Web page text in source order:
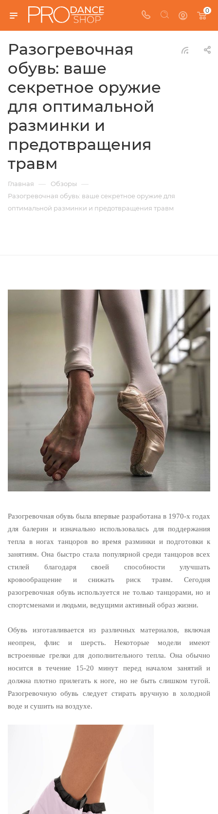
0
Разогревочная
обувь: ваше
секретное оружие
для оптимальной
разминки и
предотвращения
травм
Главная — Обзоры —
Разогревочная обувь: ваше секретное оружие для
оптимальной разминки и предотвращения травм
Разогревочная обувь была впервые разработана в 1970-х годах
для балерин и изначально использовалась для поддержания
тепла в ногах танцоров во время разминки и подготовки к
занятиям. Она быстро стала популярной среди танцоров всех
стилей благодаря своей способности улучшать
кровообращение и снижать риск травм. Сегодня
разогревочная обувь используется не только танцорами, но и
спортсменами и людьми, ведущими активный образ жизни.
Обувь изготавливается из различных материалов, включая
неопрен, флис и шерсть. Некоторые модели имеют
встроенные грелки для дополнительного тепла. Она обычно
носится в течение 15-20 минут перед началом занятий и
должна плотно прилегать к ноге, но не быть слишком тугой.
Разогревочную обувь следует стирать вручную в холодной
воде и сушить на воздухе.